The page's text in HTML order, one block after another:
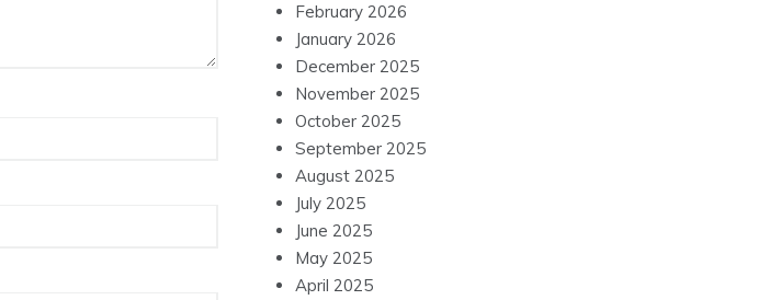
February 2026
January 2026
December 2025
November 2025
October 2025
September 2025
August 2025
July 2025
June 2025
May 2025
April 2025